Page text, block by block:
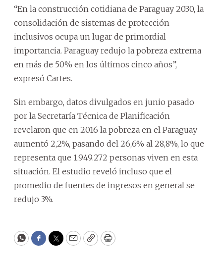
“En la construcción cotidiana de Paraguay 2030, la
consolidación de sistemas de protección
inclusivos ocupa un lugar de primordial
importancia. Paraguay redujo la pobreza extrema
en más de 50% en los últimos cinco años”,
expresó Cartes.
Sin embargo, datos divulgados en junio pasado
por la Secretaría Técnica de Planificación
revelaron que en 2016 la pobreza en el Paraguay
aumentó 2,2%, pasando del 26,6% al 28,8%, lo que
representa que 1.949.272 personas viven en esta
situación. El estudio reveló incluso que el
promedio de fuentes de ingresos en general se
redujo 3%.
WhatsApp
Facebook
Twitter
EmailCopyPrint